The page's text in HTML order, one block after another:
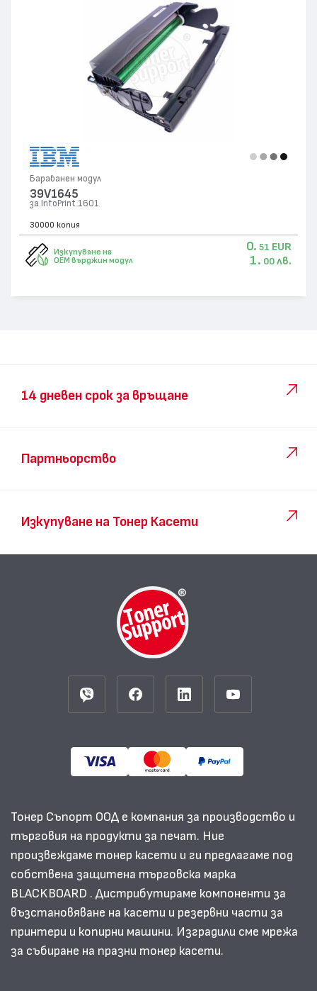
Барабанен модул
39V1645
за InfoPrint 1601
30000 копия
Изкупуване на
OEM върджин модул
0. 51 EUR
1. 00 лв.
14 дневен срок за връщане
Партньорство
Изкупуване на Тонер Касети
Тонер Съпорт ООД е компания за производство и
търговия на продукти за печат. Ние
произвеждаме тонер касети и ги предлагаме под
собствена защитена търговска марка
BLACKBOARD . Дистрибутираме компоненти за
възстановяване на касети и резервни части за
принтери и копирни машини. Изградили сме мрежа
за събиране на празни тонер касети.